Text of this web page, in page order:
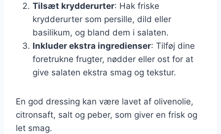
Tilsæt krydderurter: Hak friske
krydderurter som persille, dild eller
basilikum, og bland dem i salaten.
Inkluder ekstra ingredienser: Tilføj dine
foretrukne frugter, nødder eller ost for at
give salaten ekstra smag og tekstur.
En god dressing kan være lavet af olivenolie,
citronsaft, salt og peber, som giver en frisk og
let smag.